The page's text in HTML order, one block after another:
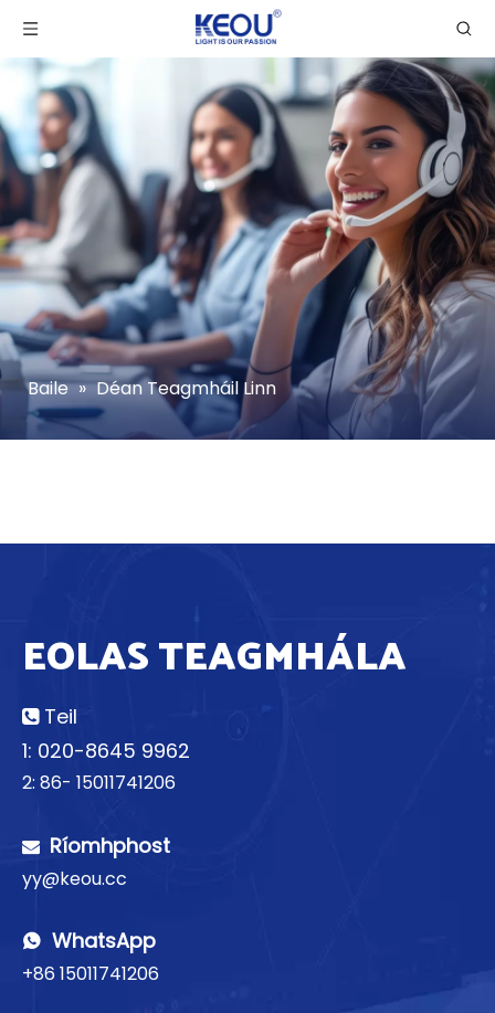
Baile » Déan Teagmháil Linn
EOLAS TEAGMHÁLA
Teil
1: 020-8645 9962
2: 86- 15011741206
 Ríomhphost
yy@keou.cc
 WhatsApp
+86 15011741206